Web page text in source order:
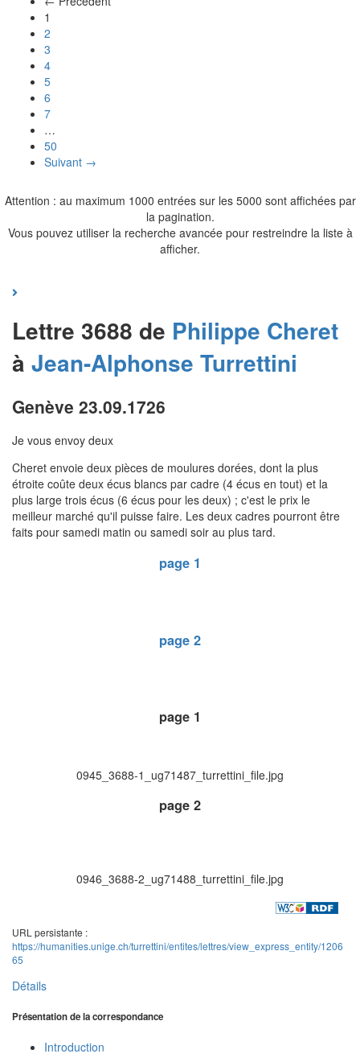
1
2
3
4
5
6
7
…
50
Suivant →
Attention : au maximum 1000 entrées sur les 5000 sont affichées par
la pagination.
Vous pouvez utiliser la recherche avancée pour restreindre la liste à
afficher.
Lettre 3688 de Philippe Cheret
à Jean-Alphonse Turrettini
Genève 23.09.1726
Je vous envoy deux
Cheret envoie deux pièces de moulures dorées, dont la plus
étroite coûte deux écus blancs par cadre (4 écus en tout) et la
plus large trois écus (6 écus pour les deux) ; c'est le prix le
meilleur marché qu'il puisse faire. Les deux cadres pourront être
faits pour samedi matin ou samedi soir au plus tard.
page 1
page 2
page 1
0945_3688-1_ug71487_turrettini_file.jpg
page 2
0946_3688-2_ug71488_turrettini_file.jpg
URL persistante :
https://humanities.unige.ch/turrettini/entites/lettres/view_express_entity/1206
65
Détails
Présentation de la correspondance
Introduction